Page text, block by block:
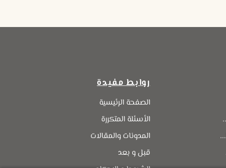
روابط مفيدة
الصفحة الرئيسية
الأسئلة المتكررة
المدونات والمقالات
قبل و بعد